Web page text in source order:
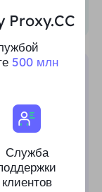
SEO,
Proxy.CC
500 млн
Служба
клиентов